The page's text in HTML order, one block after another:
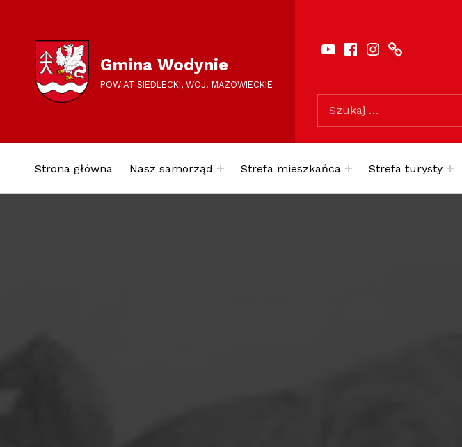
Gmina Wodynie
POWIAT SIEDLECKI, WOJ. MAZOWIECKIE
FACEBOOK
YouTubeFacebook
InstagramSportSiedlce.pl
Szukaj dla:
Strona główna Nasz samorząd Strefa mieszkańca Strefa turysty